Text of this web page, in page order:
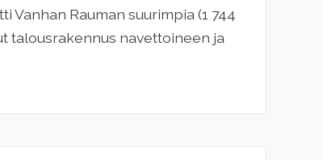
Vanhan Rauman suurimpia (1 744
talousrakennus navettoineen ja